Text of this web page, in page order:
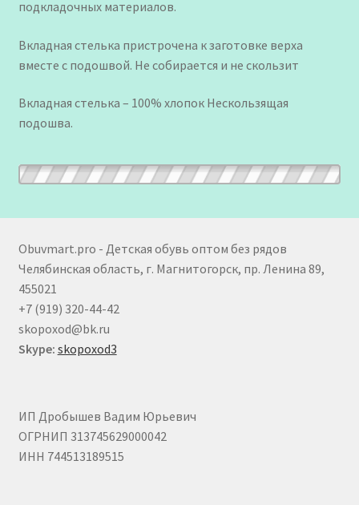
подкладочных материалов.
Вкладная стелька пристрочена к заготовке верха
вместе с подошвой. Не собирается и не скользит
Вкладная стелька – 100% хлопок Нескользящая
подошва.
Obuvmart.pro - Детская обувь оптом без рядов
Челябинская область, г. Магнитогорск, пр. Ленина 89,
455021
+7 (919) 320-44-42
skopoxod@bk.ru
Skype: skopoxod3
ИП Дробышев Вадим Юрьевич
ОГРНИП 313745629000042
ИНН 744513189515